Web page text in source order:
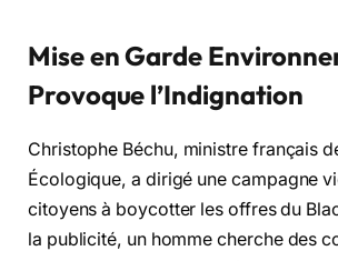
Mise en Garde
Provoque l’Indignation
Christophe Béchu, ministre français
Écologique, a dirigé une campagne
citoyens à boycotter les offres du
la publicité, un homme cherche des